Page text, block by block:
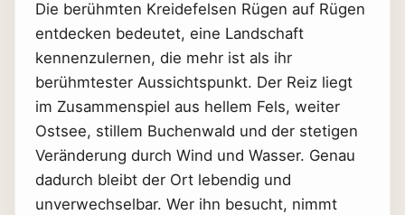
Die berühmten Kreidefelsen Rügen auf Rügen
entdecken bedeutet, eine Landschaft
kennenzulernen, die mehr ist als ihr
berühmtester Aussichtspunkt. Der Reiz liegt
im Zusammenspiel aus hellem Fels, weiter
Ostsee, stillem Buchenwald und der stetigen
Veränderung durch Wind und Wasser. Genau
dadurch bleibt der Ort lebendig und
unverwechselbar. Wer ihn besucht, nimmt